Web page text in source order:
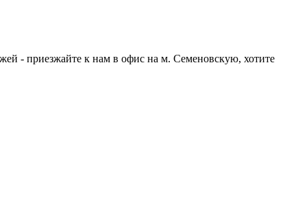
- приезжайте к нам в офис на м. Семеновскую, хотите